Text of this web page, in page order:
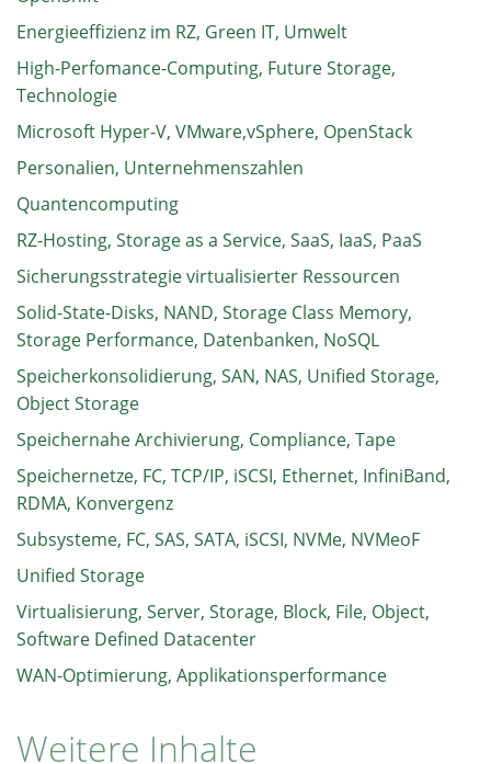
Energieeffizienz im RZ, Green IT, Umwelt
High-Perfomance-Computing, Future Storage,
Technologie
Microsoft Hyper-V, VMware,vSphere, OpenStack
Personalien, Unternehmenszahlen
Quantencomputing
RZ-Hosting, Storage as a Service, SaaS, IaaS, PaaS
Sicherungsstrategie virtualisierter Ressourcen
Solid-State-Disks, NAND, Storage Class Memory,
Storage Performance, Datenbanken, NoSQL
Speicherkonsolidierung, SAN, NAS, Unified Storage,
Object Storage
Speichernahe Archivierung, Compliance, Tape
Speichernetze, FC, TCP/IP, iSCSI, Ethernet, InfiniBand,
RDMA, Konvergenz
Subsysteme, FC, SAS, SATA, iSCSI, NVMe, NVMeoF
Unified Storage
Virtualisierung, Server, Storage, Block, File, Object,
Software Defined Datacenter
WAN-Optimierung, Applikationsperformance
Weitere Inhalte